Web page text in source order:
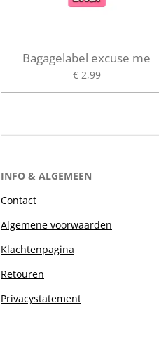
Bagagelabel excuse me
€ 2,99
INFO & ALGEMEEN
Contact
Algemene voorwaarden
Klachtenpagina
Retouren
Privacystatement